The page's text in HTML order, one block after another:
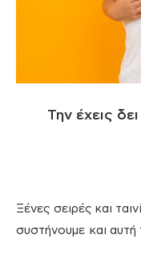
Την έχεις
Ξένες σειρές και
συστήνουμε και